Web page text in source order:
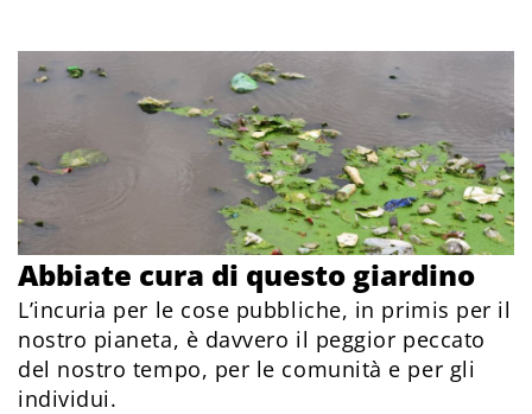
Abbiate cura di questo giardino
L’incuria per le cose pubbliche, in primis per il
nostro pianeta, è davvero il peggior peccato
del nostro tempo, per le comunità e per gli
individui.